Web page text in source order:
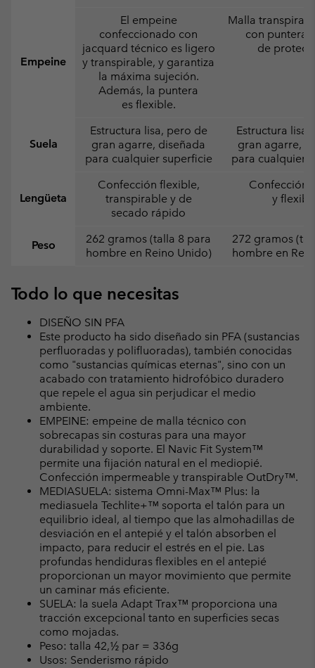
Empeine
El empeine
confeccionado con
jacquard técnico es ligero
y transpirable, y garantiza
la máxima sujeción.
Además, la puntera
es flexible.
Malla
con puntera
de
Suela
Estructura lisa, pero de
gran agarre, diseñada
para cualquier superficie
Estructura lisa,
gran agarre,
para cualquier
Lengüeta
Confección flexible,
transpirable y de
secado rápido
Confección
y
Peso
262 gramos (talla 8 para
hombre en Reino Unido)
272 gramos
hombre en
Todo lo que necesitas
DISEÑO SIN PFA
Este producto ha sido diseñado sin PFA (sustancias
perfluoradas y polifluoradas), también conocidas
como "sustancias químicas eternas", sino con un
acabado con tratamiento hidrofóbico duradero
que repele el agua sin perjudicar el medio
ambiente.
EMPEINE: empeine de malla técnico con
sobrecapas sin costuras para una mayor
durabilidad y soporte. El Navic Fit System™
permite una fijación natural en el mediopié.
Confección impermeable y transpirable OutDry™.
MEDIASUELA: sistema Omni-Max™ Plus: la
mediasuela Techlite+™ soporta el talón para un
equilibrio ideal, al tiempo que las almohadillas de
desviación en el antepié y el talón absorben el
impacto, para reducir el estrés en el pie. Las
profundas hendiduras flexibles en el antepié
proporcionan un mayor movimiento que permite
un caminar más eficiente.
SUELA: la suela Adapt Trax™ proporciona una
tracción excepcional tanto en superficies secas
como mojadas.
Peso: talla 42,½ par = 336g
Usos: Senderismo rápido